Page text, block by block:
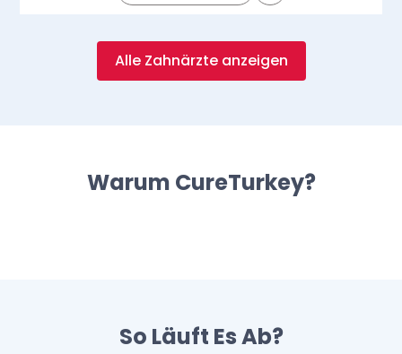
Alle Zahnärzte anzeigen
Warum CureTurkey?
So Läuft Es Ab?